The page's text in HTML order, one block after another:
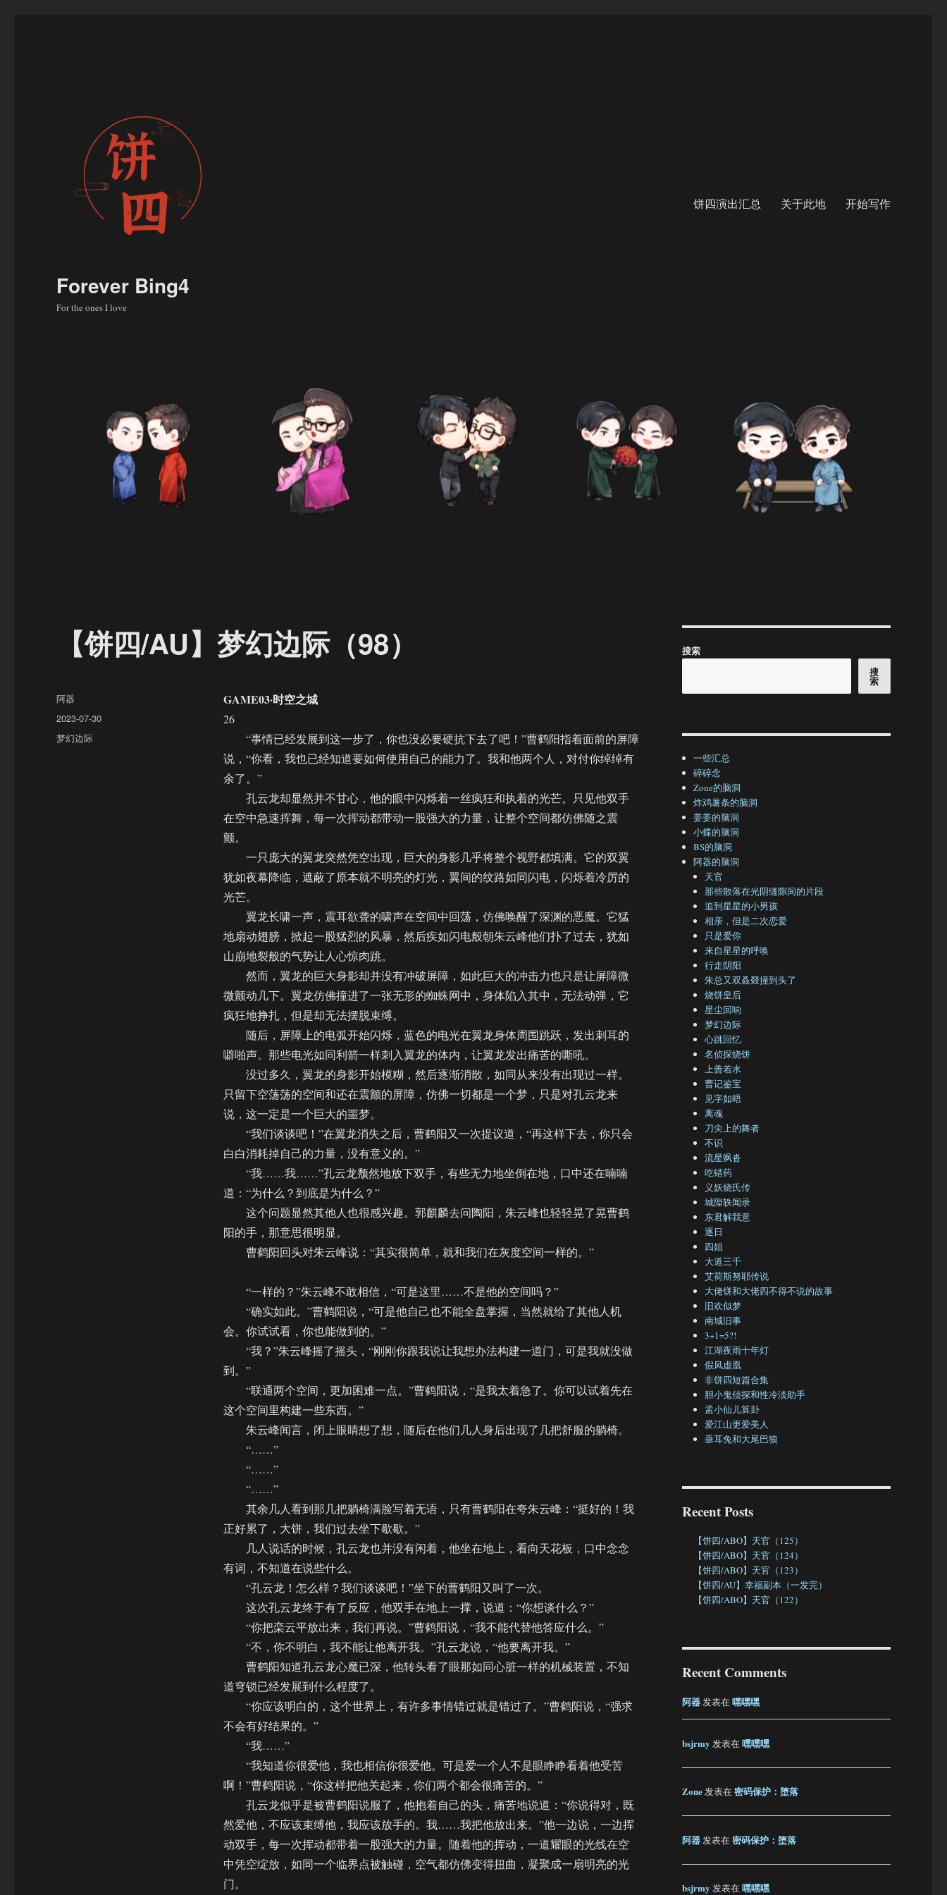
Forever Bing4
For the ones I love
饼四演出汇总 关于此地 开始写作
【饼四/AU】梦幻边际（98）
GAME03·时空之城
26
“事情已经发展到这一步了，你也没必要硬抗下去了吧！”曹鹤阳指着面前的屏障
说，“你看，我也已经知道要如何使用自己的能力了。我和他两个人，对付你绰绰有
余了。”
孔云龙却显然并不甘心，他的眼中闪烁着一丝疯狂和执着的光芒。只见他双手
在空中急速挥舞，每一次挥动都带动一股强大的力量，让整个空间都仿佛随之震
颤。
一只庞大的翼龙突然凭空出现，巨大的身影几乎将整个视野都填满。它的双翼
犹如夜幕降临，遮蔽了原本就不明亮的灯光，翼间的纹路如同闪电，闪烁着冷厉的
光芒。
翼龙长啸一声，震耳欲聋的啸声在空间中回荡，仿佛唤醒了深渊的恶魔。它猛
地扇动翅膀，掀起一股猛烈的风暴，然后疾如闪电般朝朱云峰他们扑了过去，犹如
山崩地裂般的气势让人心惊肉跳。
然而，翼龙的巨大身影却并没有冲破屏障，如此巨大的冲击力也只是让屏障微
微颤动几下。翼龙仿佛撞进了一张无形的蜘蛛网中，身体陷入其中，无法动弹，它
疯狂地挣扎，但是却无法摆脱束缚。
随后，屏障上的电弧开始闪烁，蓝色的电光在翼龙身体周围跳跃，发出刺耳的
噼啪声。那些电光如同利箭一样刺入翼龙的体内，让翼龙发出痛苦的嘶吼。
没过多久，翼龙的身影开始模糊，然后逐渐消散，如同从来没有出现过一样。
只留下空荡荡的空间和还在震颤的屏障，仿佛一切都是一个梦，只是对孔云龙来
说，这一定是一个巨大的噩梦。
“我们谈谈吧！”在翼龙消失之后，曹鹤阳又一次提议道，“再这样下去，你只会
白白消耗掉自己的力量，没有意义的。”
“我……我……”孔云龙颓然地放下双手，有些无力地坐倒在地，口中还在喃喃
道：“为什么？到底是为什么？”
这个问题显然其他人也很感兴趣。郭麒麟去问陶阳，朱云峰也轻轻晃了晃曹鹤
阳的手，那意思很明显。
曹鹤阳回头对朱云峰说：“其实很简单，就和我们在灰度空间一样的。”
“一样的？”朱云峰不敢相信，“可是这里……不是他的空间吗？”
“确实如此。”曹鹤阳说，“可是他自己也不能全盘掌握，当然就给了其他人机
会。你试试看，你也能做到的。”
“我？”朱云峰摇了摇头，“刚刚你跟我说让我想办法构建一道门，可是我就没做
到。”
“联通两个空间，更加困难一点。”曹鹤阳说，“是我太着急了。你可以试着先在
这个空间里构建一些东西。”
朱云峰闻言，闭上眼睛想了想，随后在他们几人身后出现了几把舒服的躺椅。
“……”
“……”
“……”
其余几人看到那几把躺椅满脸写着无语，只有曹鹤阳在夸朱云峰：“挺好的！我
正好累了，大饼，我们过去坐下歇歇。”
几人说话的时候，孔云龙也并没有闲着，他坐在地上，看向天花板，口中念念
有词，不知道在说些什么。
“孔云龙！怎么样？我们谈谈吧！”坐下的曹鹤阳又叫了一次。
这次孔云龙终于有了反应，他双手在地上一撑，说道：“你想谈什么？”
“你把栾云平放出来，我们再说。”曹鹤阳说，“我不能代替他答应什么。”
“不，你不明白，我不能让他离开我。”孔云龙说，“他要离开我。”
曹鹤阳知道孔云龙心魔已深，他转头看了眼那如同心脏一样的机械装置，不知
道穹锁已经发展到什么程度了。
“你应该明白的，这个世界上，有许多事情错过就是错过了。”曹鹤阳说，“强求
不会有好结果的。”
“我……”
“我知道你很爱他，我也相信你很爱他。可是爱一个人不是眼睁睁看着他受苦
啊！”曹鹤阳说，“你这样把他关起来，你们两个都会很痛苦的。”
孔云龙似乎是被曹鹤阳说服了，他抱着自己的头，痛苦地说道：“你说得对，既
然爱他，不应该束缚他，我应该放手的。我……我把他放出来。”他一边说，一边挥
动双手，每一次挥动都带着一股强大的力量。随着他的挥动，一道耀眼的光线在空
中凭空绽放，如同一个临界点被触碰，空气都仿佛变得扭曲，凝聚成一扇明亮的光
门。
作
者
阿器
发
布
于
2023-07-30
分
梦幻边际
搜索
搜
索
一些汇总
碎碎念
Zone的脑洞
炸鸡薯条的脑洞
姜姜的脑洞
小蝶的脑洞
BS的脑洞
阿器的脑洞
天官
那些散落在光阴缝隙间的片段
追到星星的小男孩
相亲，但是二次恋爱
只是爱你
来自星星的呼唤
行走阴阳
朱总又双叒叕撞到头了
烧饼皇后
星尘回响
梦幻边际
心跳回忆
名侦探烧饼
上善若水
曹记鉴宝
见字如晤
离魂
刀尖上的舞者
不识
流星飒沓
吃错药
义妖烧氏传
城隍轶闻录
东君解我意
逐日
四姐
大道三千
艾荷斯努耶传说
大佬饼和大佬四不得不说的故事
旧欢似梦
南城旧事
3+1=5?!
江湖夜雨十年灯
假凤虚凰
非饼四短篇合集
胆小鬼侦探和性冷淡助手
孟小仙儿算卦
爱江山更爱美人
垂耳兔和大尾巴狼
Recent Posts
【饼四/ABO】天官（125）
【饼四/ABO】天官（124）
【饼四/ABO】天官（123）
【饼四/AU】幸福副本（一发完）
【饼四/ABO】天官（122）
Recent Comments
阿器发表在嘿嘿嘿
bsjrmy 发表在嘿嘿嘿
Zone发表在密码保护：堕落
阿器发表在密码保护：堕落
bsjrmy 发表在嘿嘿嘿